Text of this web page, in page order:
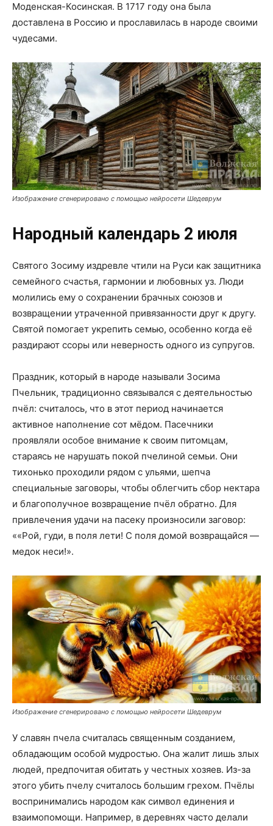
Моденская-Косинская. В 1717 году она была
доставлена в Россию и прославилась в народе своими
чудесами.
Изображение сгенерировано с помощью нейросети Шедеврум
Народный календарь 2 июля
Святого Зосиму издревле чтили на Руси как защитника
семейного счастья, гармонии и любовных уз. Люди
молились ему о сохранении брачных союзов и
возвращении утраченной привязанности друг к другу.
Святой помогает укрепить семью, особенно когда её
раздирают ссоры или неверность одного из супругов.
Праздник, который в народе называли Зосима
Пчельник, традиционно связывался с деятельностью
пчёл: считалось, что в этот период начинается
активное наполнение сот мёдом. Пасечники
проявляли особое внимание к своим питомцам,
стараясь не нарушать покой пчелиной семьи. Они
тихонько проходили рядом с ульями, шепча
специальные заговоры, чтобы облегчить сбор нектара
и благополучное возвращение пчёл обратно. Для
привлечения удачи на пасеку произносили заговор:
««Рой, гуди, в поля лети! С поля домой возвращайся —
медок неси!».
Изображение сгенерировано с помощью нейросети Шедеврум
У славян пчела считалась священным созданием,
обладающим особой мудростью. Она жалит лишь злых
людей, предпочитая обитать у честных хозяев. Из-за
этого убить пчелу считалось большим грехом. Пчёлы
воспринимались народом как символ единения и
взаимопомощи. Например, в деревнях часто делали